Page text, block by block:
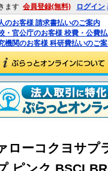
ます 会員登録(無料) ログイン
のお客様 請求書払いのご案内
・官公庁のお客様 校費・公費
機関のお客様 科研費払いのご
ローコクヨサプ